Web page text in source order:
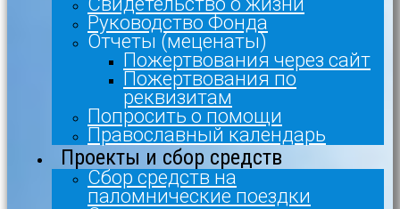
Руководство Фонда
Отчеты (меценаты)
Пожертвования через сайт
Пожертвования по
реквизитам
Попросить о помощи
Православный календарь
Проекты и сбор средств
Сбор средств на
паломнические поездки